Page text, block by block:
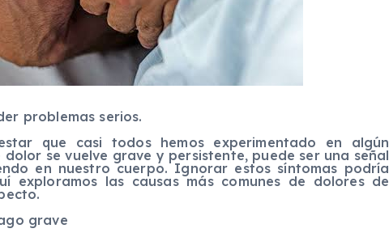
problemas serios.
que casi todos hemos experimentado en algún
se vuelve grave y persistente, puede ser una señal
en nuestro cuerpo. Ignorar estos síntomas podría
exploramos las causas más comunes de dolores de
grave